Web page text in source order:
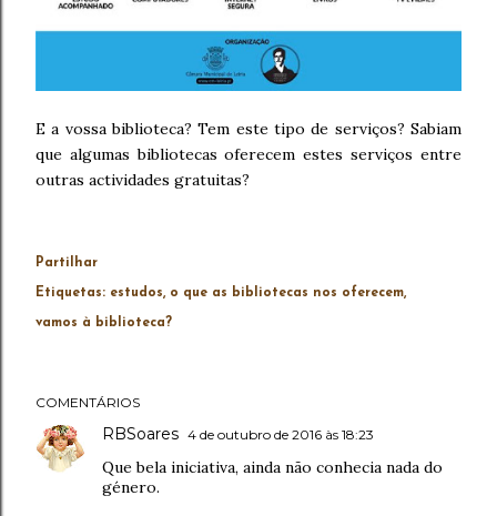
E a vossa biblioteca? Tem este tipo de serviços? Sabiam
que algumas bibliotecas oferecem estes serviços entre
outras actividades gratuitas?
Partilhar
Etiquetas: estudos o que as bibliotecas nos oferecem
vamos à biblioteca?
COMENTÁRIOS
RBSoares 4 de outubro de 2016 às 18:23
Que bela iniciativa, ainda não conhecia nada do
género.